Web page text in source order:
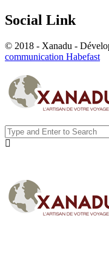
Social Link
© 2018 - Xanadu -
communication Habefast